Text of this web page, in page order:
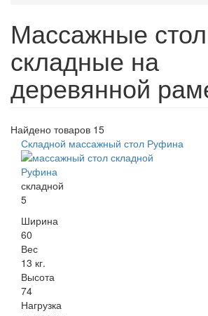
Массажные
складные на
деревянной
Найдено товаров 15
Складной массажный стол Руфина
складной
5
Ширина
60
Вес
13 кг.
Высота
74
Нагрузка